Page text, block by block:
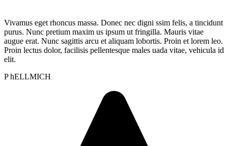
Vivamus eget rhoncus massa. Donec nec digni ssim felis, a tincidunt
purus. Nunc pretium maxim us ipsum ut fringilla. Mauris vitae
augue erat. Nunc sagittis arcu et aliquam lobortis. Proin et lorem leo.
Proin lectus dolor, facilisis pellentesque males uada vitae, vehicula id
elit.
P hELLMICH